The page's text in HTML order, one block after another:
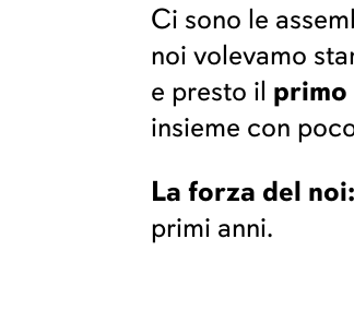
Ci sono le
noi volevamo
e presto il primo
insieme con
La forza del noi:
primi anni.